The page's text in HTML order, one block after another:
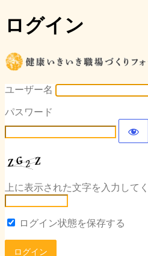
ログイン
ユーザー名
パスワード
上に表示された文字を入力して
ログイン状態を保存する